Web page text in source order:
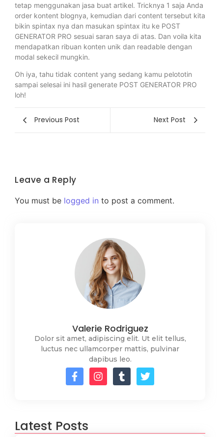
tetap menggunakan jasa buat artikel. Tricknya 1 saja Anda
order kontent blognya, kemudian dari content tersebut kita
bikin spintax nya dan masukan spintax itu ke POST
GENERATOR PRO sesuai saran saya di atas. Dan voila kita
mendapatkan ribuan konten unik dan readable dengan
modal sekecil mungkin.
Oh iya, tahu tidak content yang sedang kamu pelototin
sampai selesai ini hasil generate POST GENERATOR PRO
loh!
Previous Post Next Post
Leave a Reply
You must be logged in to post a comment.
Valerie Rodriguez
Dolor sit amet, adipiscing elit. Ut elit tellus,
luctus nec ullamcorper mattis, pulvinar
dapibus leo.
Latest Posts